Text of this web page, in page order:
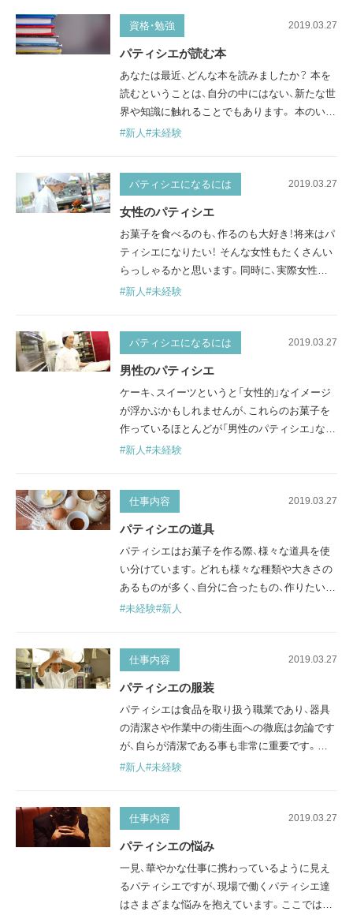
いて見ていきましょう。 洋菓子店、パティスリ
オーナーシェフが製造から経営まで一人でこな
している小さいお店もあれば…
資格・勉強 2019.03.27
パティシエが読む本
あなたは最近、どんな本を読みましたか？ 本を
読むということは、自分の中にはない、新たな世
界や知識に触れることでもあります。 本のいい
ところは、忙しいパティシエも自分のペースで、
いお菓子を作りたい・知識を増やしたいと思っ
でしょうか。 技術書 初心者向けのものから上
級者向けのものまで、さまざ…
#新人 #未経験
パティシエになるには 2019.03.27
女性のパティシエ
お菓子を食べるのも、作るのも大好き！将来はパ
ティシエになりたい！ そんな女性もたくさんい
らっしゃるかと思います。同時に、実際女性が
パティシエとして働くってどんな感じ？といっ
ここでは「女性のパティシエ」について、なぜ少
す。 女性が苦労することとは？ 力仕事や室温の
低い作業環境 多くの女性…
#新人 #未経験
パティシエになるには 2019.03.27
男性のパティシエ
ケーキ、スイーツというと「女性的」なイメージ
が浮かぶかもしれませんが、これらのお菓子を
作っているほとんどが「男性のパティシエ」なの
です。 「男性のパティシエ」ってなんだか意外に
ていきます。 実はパティシエは男性が多い 洋
が男性です。お菓子作りの仕事なので、女性が
多い職場のイメージがあるかもし…
#新人 #未経験
仕事内容 2019.03.27
パティシエの道具
パティシエはお菓子を作る際、様々な道具を使
い分けています。どれも様々な種類や大きさの
あるものが多く、自分に合ったもの、作りたいお
菓子に適したものを選びます。パティシエなら
フ…果物や小さい(細かい)ものを切ったり、デコ
ナイフです。 ・波刃…刃がギザギザと凹凸して
おり、カットしやすくなって…
#未経験#新人
仕事内容 2019.03.27
パティシエの服装
パティシエは食品を取り扱う職業であり、器具
の清潔さや作業中の衛生面への徹底は勿論です
が、自らが清潔である事も非常に重要です。服
装は勤務先によって若干の違いはありますが、
ついて紹介します。 コックコート(cook coat)
なコックコートですが、パティシエも同様のも
のを着用します。一見とてもシンプルな…
#新人 #未経験
仕事内容 2019.03.27
パティシエの悩み
一見、華やかな仕事に携わっているように見え
るパティシエですが、現場で働くパティシエ達
はさまざまな悩みを抱えています。ここでは、